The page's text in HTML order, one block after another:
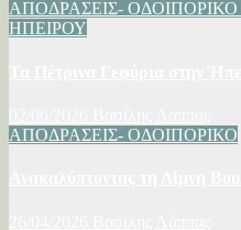
ΑΠΟΔΡΑΣΕΙΣ- ΟΔΟΙΠΟΡΙΚΟ
ΗΠΕΙΡΟΥ
ΑΠΟΔΡΑΣΕΙΣ- ΟΔΟΙΠΟΡΙΚΟ